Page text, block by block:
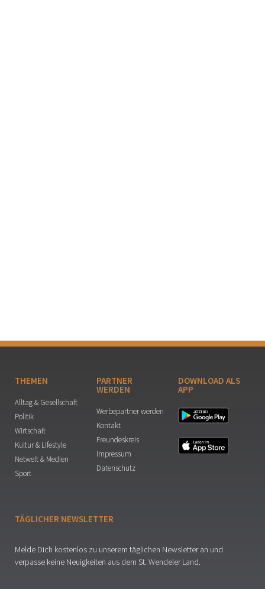
THEMEN
Alltag & Gesellschaft
Politik
Wirtschaft
Kultur & Lifestyle
Netwelt & Medien
Sport
PARTNER
WERDEN
Werbepartner werden
Kontakt
Freundeskreis
Impressum
Datenschutz
DOWNLOAD ALS
APP
TÄGLICHER NEWSLETTER
Melde Dich kostenlos zu unserem täglichen Newsletter an und
verpasse keine Neuigkeiten aus dem St. Wendeler Land.